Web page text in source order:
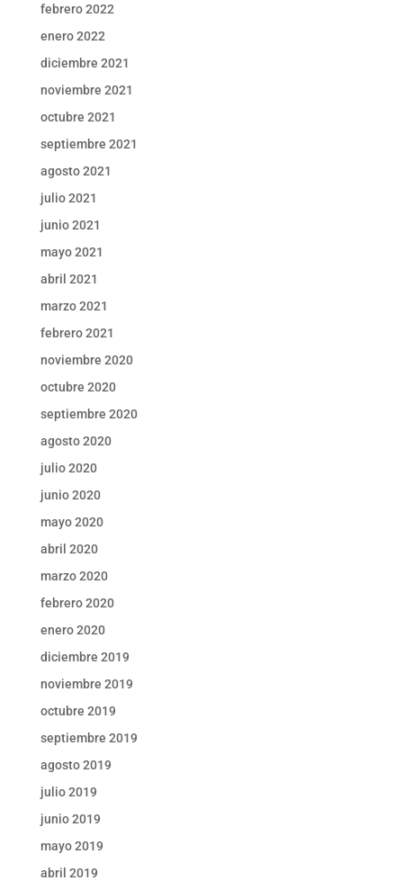
febrero 2022
enero 2022
diciembre 2021
noviembre 2021
octubre 2021
septiembre 2021
agosto 2021
julio 2021
junio 2021
mayo 2021
abril 2021
marzo 2021
febrero 2021
noviembre 2020
octubre 2020
septiembre 2020
agosto 2020
julio 2020
junio 2020
mayo 2020
abril 2020
marzo 2020
febrero 2020
enero 2020
diciembre 2019
noviembre 2019
octubre 2019
septiembre 2019
agosto 2019
julio 2019
junio 2019
mayo 2019
abril 2019